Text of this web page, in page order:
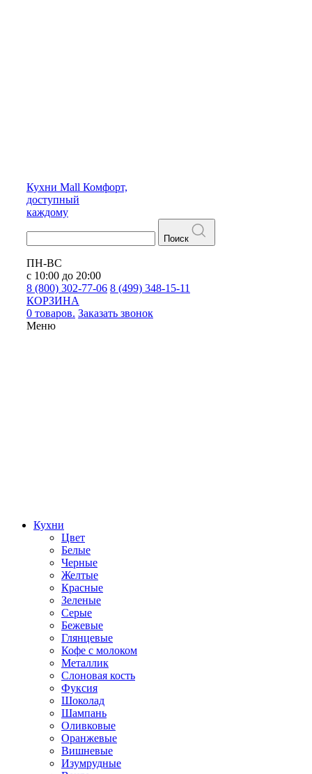
Кухни Mall Комфорт,
доступный
каждому
Поиск
ПН-ВС
с 10:00 до 20:00
8 (800) 302-77-06 8 (499) 348-15-11
КОРЗИНА
0 товаров. Заказать звонок
Меню
Кухни
Цвет
Белые
Черные
Желтые
Красные
Зеленые
Серые
Бежевые
Глянцевые
Кофе с молоком
Металлик
Слоновая кость
Фуксия
Шоколад
Шампань
Оливковые
Оранжевые
Вишневые
Изумрудные